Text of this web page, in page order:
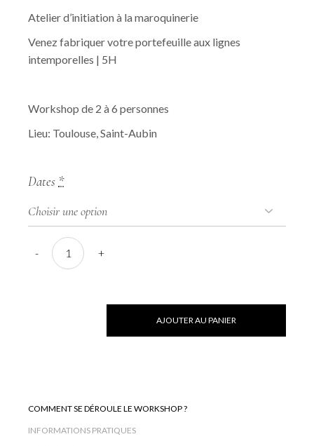
Atelier d’initiation à la maroquinerie
Venezfabriquer votre portefeuille aux lignes
intemporelles | 5H
Workshop de 2 à 6 personnes
Lieu: Toulouse, Saint-Aubin
Dates *
- +
AJOUTER AU PANIER
COMMENT SE DÉROULE LE WORKSHOP ?
INFORMATIONS PRATIQUES